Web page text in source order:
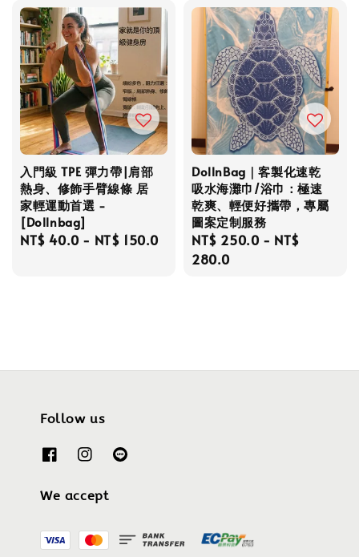
入門級 TPE 彈力帶|肩部
熱身、修飾手臂線條 居
家輕運動首選 -
[Dollnbag]
Regular
NT$ 40.0 - NT$ 150.0
DollnBag｜客製化速乾
吸水海灘巾/浴巾：極速
乾爽、輕便好攜帶，專屬
圖案定制服務
Regular
price
NT$ 250.0 - NT$
280.0
Follow us
We accept